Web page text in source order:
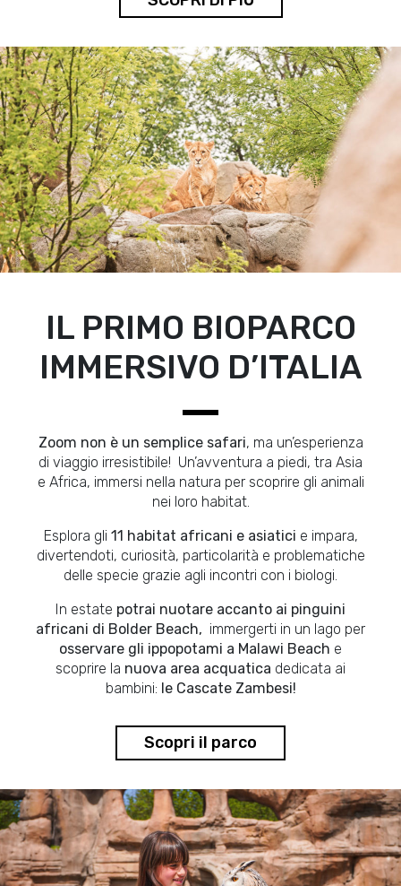
IL PRIMO BIOPARCO
IMMERSIVO D’ITALIA
Zoom non è un semplice safari, ma un’esperienza
di viaggio irresistibile! Un’avventura a piedi, tra Asia
e Africa, immersi nella natura per scoprire gli animali
nei loro habitat.
Esplora gli 11 habitat africani e asiatici e impara,
divertendoti, curiosità, particolarità e problematiche
delle specie grazie agli incontri con i biologi.
In estate potrai nuotare accanto ai pinguini
africani di Bolder Beach, immergerti in un lago per
osservare gli ippopotami a Malawi Beach e
scoprire la nuova area acquatica dedicata ai
bambini: le Cascate Zambesi!
Scopri il parco